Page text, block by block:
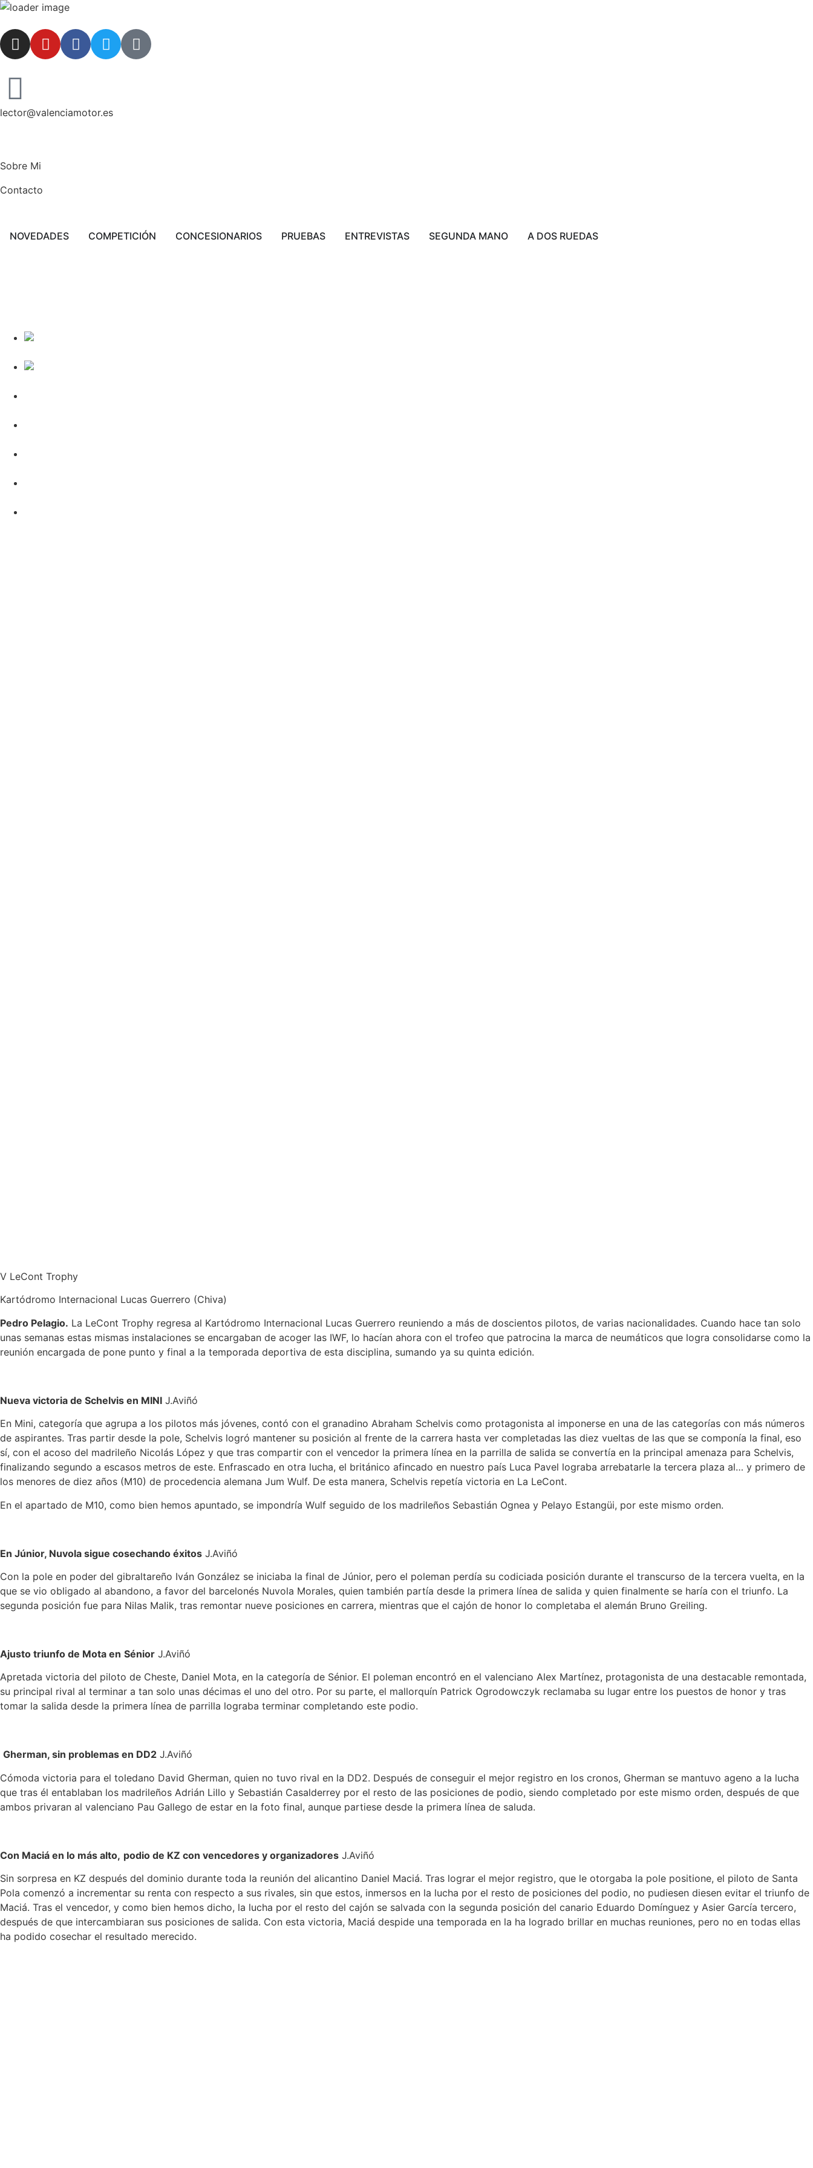
lector@valenciamotor.es
Sobre Mi
Contacto
NOVEDADES COMPETICIÓN CONCESIONARIOS PRUEBAS ENTREVISTAS SEGUNDA MANO A DOS RUEDAS
V LeCont Trophy
Kartódromo Internacional Lucas Guerrero (Chiva)
Pedro Pelagio. La LeCont Trophy regresa al Kartódromo Internacional Lucas Guerrero reuniendo a más de doscientos pilotos, de varias nacionalidades. Cuando hace tan solo
unas semanas estas mismas instalaciones se encargaban de acoger las IWF, lo hacían ahora con el trofeo que patrocina la marca de neumáticos que logra consolidarse como la
reunión encargada de pone punto y final a la temporada deportiva de esta disciplina, sumando ya su quinta edición.
Nueva victoria de Schelvis en MINI J.Aviñó
En Mini, categoría que agrupa a los pilotos más jóvenes, contó con el granadino Abraham Schelvis como protagonista al imponerse en una de las categorías con más números
de aspirantes. Tras partir desde la pole, Schelvis logró mantener su posición al frente de la carrera hasta ver completadas las diez vueltas de las que se componía la final, eso
sí, con el acoso del madrileño Nicolás López y que tras compartir con el vencedor la primera línea en la parrilla de salida se convertía en la principal amenaza para Schelvis,
finalizando segundo a escasos metros de este. Enfrascado en otra lucha, el británico afincado en nuestro país Luca Pavel lograba arrebatarle la tercera plaza al… y primero de
los menores de diez años (M10) de procedencia alemana Jum Wulf. De esta manera, Schelvis repetía victoria en La LeCont.
En el apartado de M10, como bien hemos apuntado, se impondría Wulf seguido de los madrileños Sebastián Ognea y Pelayo Estangüi, por este mismo orden.
En Júnior, Nuvola sigue cosechando éxitos J.Aviñó
Con la pole en poder del gibraltareño Iván González se iniciaba la final de Júnior, pero el poleman perdía su codiciada posición durante el transcurso de la tercera vuelta, en la
que se vio obligado al abandono, a favor del barcelonés Nuvola Morales, quien también partía desde la primera línea de salida y quien finalmente se haría con el triunfo. La
segunda posición fue para Nilas Malik, tras remontar nueve posiciones en carrera, mientras que el cajón de honor lo completaba el alemán Bruno Greiling.
Ajusto triunfo de Mota en Sénior J.Aviñó
Apretada victoria del piloto de Cheste, Daniel Mota, en la categoría de Sénior. El poleman encontró en el valenciano Alex Martínez, protagonista de una destacable remontada,
su principal rival al terminar a tan solo unas décimas el uno del otro. Por su parte, el mallorquín Patrick Ogrodowczyk reclamaba su lugar entre los puestos de honor y tras
tomar la salida desde la primera línea de parrilla lograba terminar completando este podio.
Gherman, sin problemas en DD2 J.Aviñó
Cómoda victoria para el toledano David Gherman, quien no tuvo rival en la DD2. Después de conseguir el mejor registro en los cronos, Gherman se mantuvo ageno a la lucha
que tras él entablaban los madrileños Adrián Lillo y Sebastián Casalderrey por el resto de las posiciones de podio, siendo completado por este mismo orden, después de que
ambos privaran al valenciano Pau Gallego de estar en la foto final, aunque partiese desde la primera línea de saluda.
Con Maciá en lo más alto, podio de KZ con vencedores y organizadores J.Aviñó
Sin sorpresa en KZ después del dominio durante toda la reunión del alicantino Daniel Maciá. Tras lograr el mejor registro, que le otorgaba la pole positione, el piloto de Santa
Pola comenzó a incrementar su renta con respecto a sus rivales, sin que estos, inmersos en la lucha por el resto de posiciones del podio, no pudiesen diesen evitar el triunfo de
Maciá. Tras el vencedor, y como bien hemos dicho, la lucha por el resto del cajón se salvada con la segunda posición del canario Eduardo Domínguez y Asier García tercero,
después de que intercambiaran sus posiciones de salida. Con esta victoria, Maciá despide una temporada en la ha logrado brillar en muchas reuniones, pero no en todas ellas
ha podido cosechar el resultado merecido.